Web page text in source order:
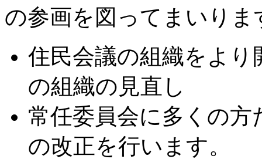
の参画を図ってまいりま
住民会議の組織をよ
の組織の見直し
常任委員会に多くの
の改正を行います。